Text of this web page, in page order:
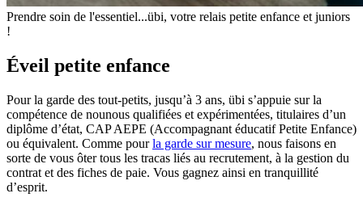
Prendre soin de l'essentiel...übi, votre relais petite enfance et juniors
!
Éveil petite enfance
Pour la garde des tout-petits, jusqu’à 3 ans, übi s’appuie sur la
compétence de nounous qualifiées et expérimentées, titulaires d’un
diplôme d’état, CAP AEPE (Accompagnant éducatif Petite Enfance)
ou équivalent. Comme pourla garde sur mesure, nous faisons en
sorte de vous ôter tous les tracas liés au recrutement, à la gestion du
contrat et des fiches de paie. Vous gagnez ainsi en tranquillité
d’esprit.